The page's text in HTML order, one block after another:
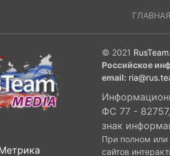
ГЛАВНАЯ
© 2021
Российское
email:
ФС 77 - 82757,
знак
При полном или
сайтов